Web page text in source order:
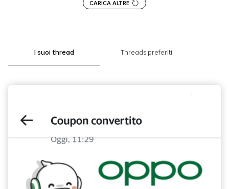
CARICA ALTRE
I suoi thread Threads preferiti